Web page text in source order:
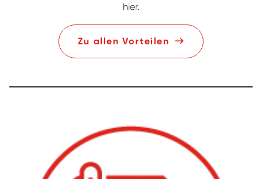
hier.
Zu allen Vorteilen